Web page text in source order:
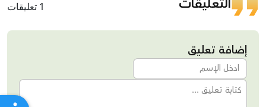
1 تعليقات
إضافة تعليق